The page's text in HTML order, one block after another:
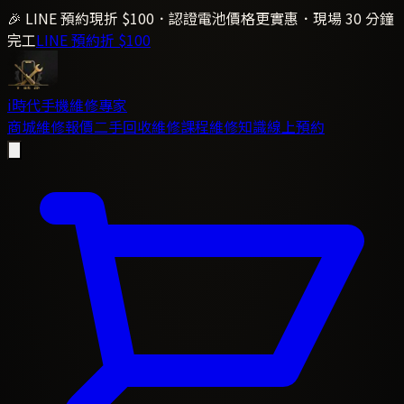
🎉 LINE 預約現折 $100．認證電池價格更實惠．現場 30 分鐘
完工LINE 預約折 $100
i時代手機維修專家
商城維修報價二手回收維修課程維修知識線上預約